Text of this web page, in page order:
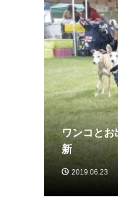
ワンコと
新
2019.06.23